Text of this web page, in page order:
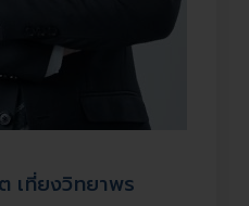
เที่ยงวิทยาพร